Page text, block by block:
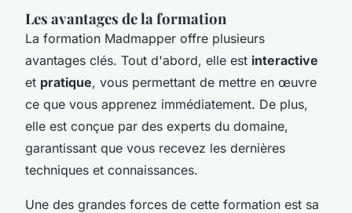
Les avantages de la formation
La formation Madmapper offre plusieurs
avantages clés. Tout d'abord, elle est interactive
et pratique, vous permettant de mettre en œuvre
ce que vous apprenez immédiatement. De plus,
elle est conçue par des experts du domaine,
garantissant que vous recevez les dernières
techniques et connaissances.
Une des grandes forces de cette formation est sa